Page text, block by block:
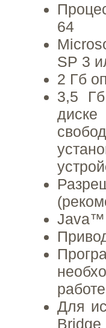
64
SP 3
2 Гб
3,5 Гб
Java™
Для